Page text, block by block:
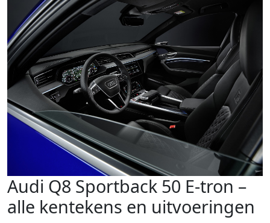
Audi Q8 Sportback 50 E-tron –
alle kentekens en uitvoeringen